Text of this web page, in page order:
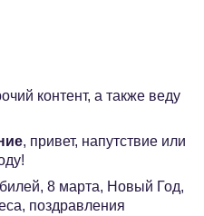
контент, а также веду
, привет, напутствие или
8 марта, Новый Год,
поздравления